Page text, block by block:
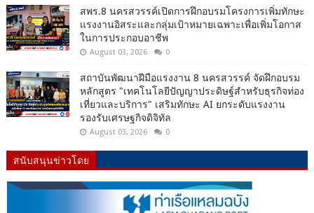
สพร.8 นครสวรรค์เปิดการฝึกอบรมโครงการเพิ่มทักษะ
แรงงานอิสระและกลุ่มเป้าหมายเฉพาะเพื่อเพิ่มโอกาส
ในการประกอบอาชีพ
August 03, 2026 0
สถาบันพัฒนาฝีมือแรงงาน 8 นครสวรรค์ จัดฝึกอบรม
หลักสูตร "เทคโนโลยีปัญญาประดิษฐ์สำหรับธุรกิจท่อง
เที่ยวและบริการ" เสริมทักษะ AI ยกระดับแรงงาน
รองรับเศรษฐกิจดิจิทัล
August 03, 2026 0
สนับสนุนข่าวโดย